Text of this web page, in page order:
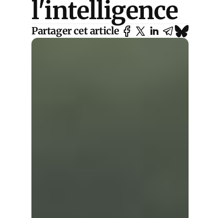
l'intelligence
Partager cet article